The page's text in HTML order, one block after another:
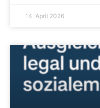
14. April 2026